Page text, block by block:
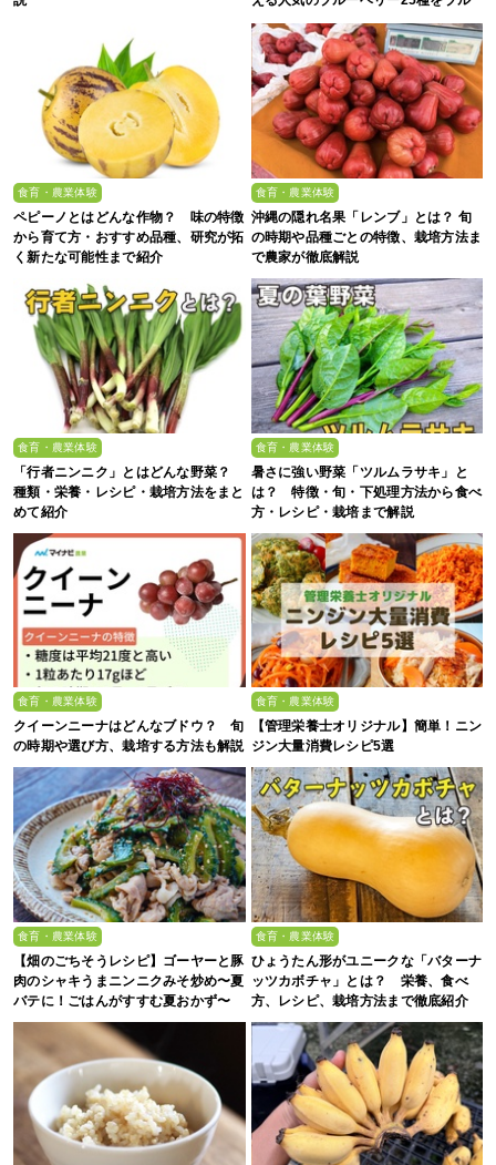
ーベリー農家の息子が解説
食育・農業体験
ペピーノとはどんな作物？ 味の特徴
から育て方・おすすめ品種、研究が拓
く新たな可能性まで紹介
食育・農業体験
沖縄の隠れ名果「レンブ」とは？ 旬
の時期や品種ごとの特徴、栽培方法ま
で農家が徹底解説
食育・農業体験
「行者ニンニク」とはどんな野菜？
種類・栄養・レシピ・栽培方法をまと
めて紹介
食育・農業体験
暑さに強い野菜「ツルムラサキ」と
は？ 特徴・旬・下処理方法から食べ
方・レシピ・栽培まで解説
食育・農業体験
クイーンニーナはどんなブドウ？ 旬
の時期や選び方、栽培する方法も解説
食育・農業体験
【管理栄養士オリジナル】簡単！ニン
ジン大量消費レシピ5選
食育・農業体験
【畑のごちそうレシピ】ゴーヤーと豚
肉のシャキうまニンニクみそ炒め〜夏
バテに！ごはんがすすむ夏おかず〜
食育・農業体験
ひょうたん形がユニークな「バターナ
ッツカボチャ」とは？ 栄養、食べ
方、レシピ、栽培方法まで徹底紹介